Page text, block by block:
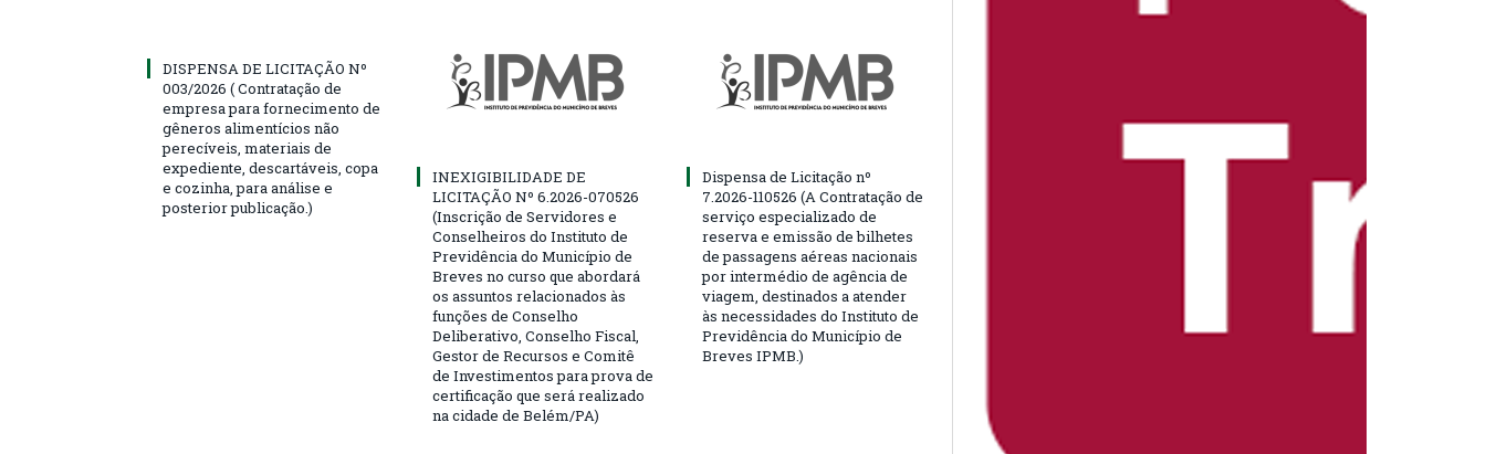
DISPENSA DE LICITAÇÃO Nº
003/2026 ( Contratação de
empresa para fornecimento de
gêneros alimentícios não
perecíveis, materiais de
expediente, descartáveis, copa
e cozinha, para análise e
posterior publicação.)
INEXIGIBILIDADE DE
LICITAÇÃO Nº 6.2026-070526
(Inscrição de Servidores e
Conselheiros do Instituto de
Previdência do Município de
Breves no curso que abordará
os assuntos relacionados às
funções de Conselho
Deliberativo, Conselho Fiscal,
Gestor de Recursos e Comitê
de Investimentos para prova de
certificação que será realizado
na cidade de Belém/PA)
Dispensa de Licitação nº
7.2026-110526 (A Contratação de
serviço especializado de
reserva e emissão de bilhetes
de passagens aéreas nacionais
por intermédio de agência de
viagem, destinados a atender
às necessidades do Instituto de
Previdência do Município de
Breves IPMB.)